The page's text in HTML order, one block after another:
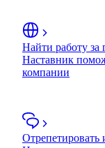
Найти работу за
Наставник
компании
Отрепетировать